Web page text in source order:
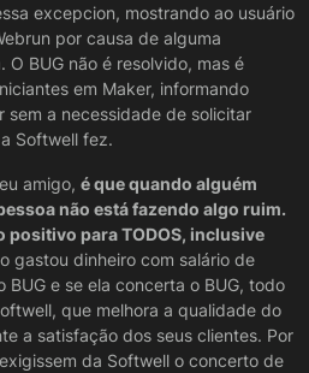
excepcion, mostrando ao usuário
por causa de alguma
O BUG não é resolvido, mas é
em Maker, informando
sem a necessidade de solicitar
Softwell fez.
amigo, é que quando alguém
não está fazendo algo ruim.
positivo para TODOS, inclusive
gastou dinheiro com salário de
e se ela concerta o BUG, todo
que melhora a qualidade do
a satisfação dos seus clientes. Por
da Softwell o concerto de